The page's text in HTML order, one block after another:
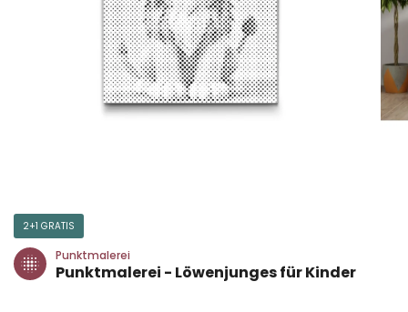
2+1 GRATIS
Punktmalerei
Punktmalerei - Löwenjunges für Kinder